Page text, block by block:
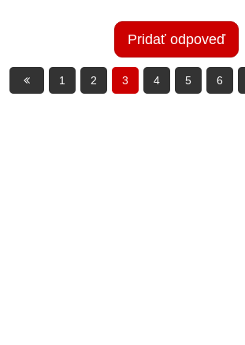
Pridať odpoveď
1 2 3 4 5 6